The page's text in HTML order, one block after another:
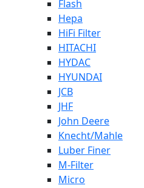
Flash
Hepa
HiFi Filter
HITACHI
HYDAC
HYUNDAI
JCB
JHF
John Deere
Knecht/Mahle
Luber Finer
M-Filter
Micro